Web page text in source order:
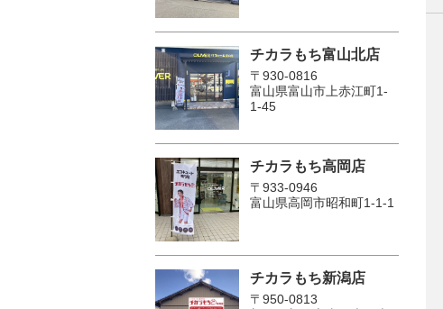
チカラもち富山北店
〒930-0816
富山県富山市上赤江町1-
1-45
チカラもち高岡店
〒933-0946
富山県高岡市昭和町1-1-1
チカラもち新潟店
〒950-0813